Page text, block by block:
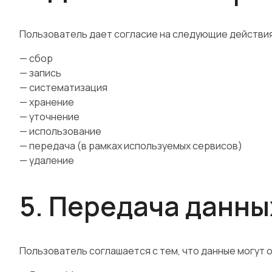
Пользователь дает согласие на следующие
— сбор
— запись
— систематизация
— хранение
— уточнение
— использование
— передача (в рамках используемых сервисов)
— удаление
5. Передача
Пользователь соглашается с тем, что данные могут